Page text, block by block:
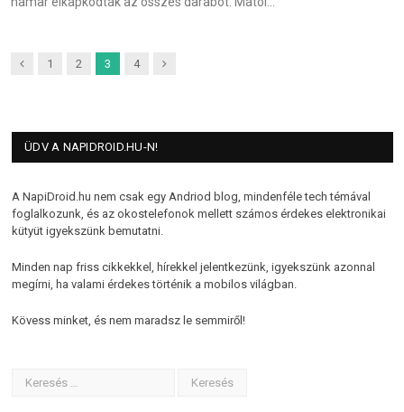
Previous
1 2 3 4 Next
ÜDV A NAPIDROID.HU-N!
A NapiDroid.hu nem csak egy Andriod blog, mindenféle tech témával
foglalkozunk, és az okostelefonok mellett számos érdekes elektronikai
kütyüt igyekszünk bemutatni.
Minden nap friss cikkekkel, hírekkel jelentkezünk, igyekszünk azonnal
megírni, ha valami érdekes történik a mobilos világban.
Kövess minket, és nem maradsz le semmiről!